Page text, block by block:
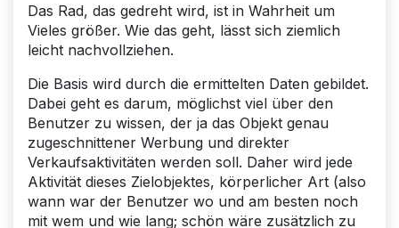
Das Rad, das gedreht wird, ist in Wahrheit um
Vieles größer. Wie das geht, lässt sich ziemlich
leicht nachvollziehen.
Die Basis wird durch die ermittelten Daten gebildet.
Dabei geht es darum, möglichst viel über den
Benutzer zu wissen, der ja das Objekt genau
zugeschnittener Werbung und direkter
Verkaufsaktivitäten werden soll. Daher wird jede
Aktivität dieses Zielobjektes, körperlicher Art (also
wann war der Benutzer wo und am besten noch
mit wem und wie lang; schön wäre zusätzlich zu